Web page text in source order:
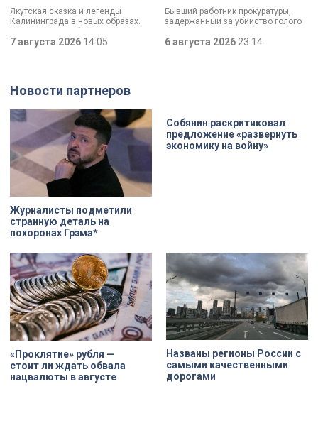
Якутская сказка и легенды
Калининграда в новых образах.
Два юных петербуржца стали
победителями всероссийского
конкурса «Моя страна — моя
народным сюжетам.
7 августа 2026 14:05
Бывший работник прокуратуры,
задержанный за убийство голого
которые толкнули его на страшное
преступление. Два года назад он
6 августа 2026 23:14
Новости партнеров
Журналисты подметили
странную деталь на
похоронах Грэма*
Собянин раскритиковал
предложение «развернуть
экономику на войну»
«Проклятие» рубля —
стоит ли ждать обвала
нацвалюты в августе
Названы регионы России с
самыми качественными
дорогами